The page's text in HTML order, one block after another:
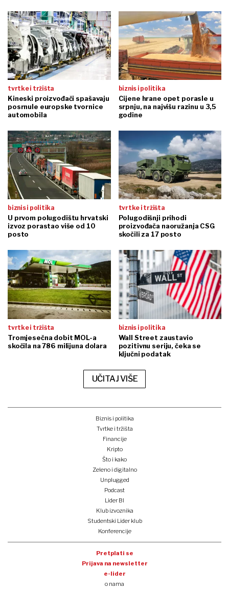
tvrtke i tržišta
Kineski proizvođači spašavaju
posrnule europske tvornice
automobila
biznis i politika
Cijene hrane opet porasle u
srpnju, na najvišu razinu u 3,5
godine
biznis i politika
U prvom polugodištu hrvatski
izvoz porastao više od 10
posto
tvrtke i tržišta
Polugodišnji prihodi
proizvođača naoružanja CSG
skočili za 17 posto
tvrtke i tržišta
Tromjesečna dobit MOL-a
skočila na 786 milijuna dolara
biznis i politika
Wall Street zaustavio
pozitivnu seriju, čeka se
ključni podatak
UČITAJ VIŠE
Biznis i politika
Tvrtke i tržišta
Financije
Kripto
Što i kako
Zeleno i digitalno
Unplugged
Podcast
Lider BI
Klub izvoznika
Studentski Lider klub
Konferencije
Pretplati se
Prijava na newsletter
e-lider
o nama